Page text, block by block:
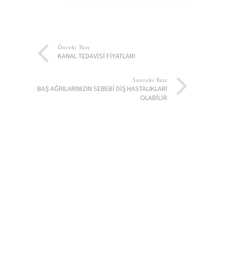
Önceki Yazı
KANAL TEDAVISI FIYATLARI
Sonraki Yazı
BAŞ AĞRILARINIZIN SEBEBI DIŞ HASTALIKLARI
OLABILIR